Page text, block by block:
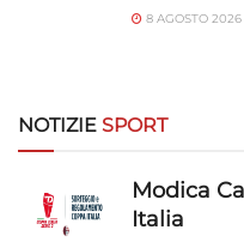
8 AGOSTO 2026
NOTIZIE SPORT
Modica
Italia